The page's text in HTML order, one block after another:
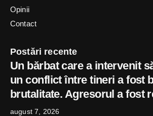
Opinii
Contact
Postări recente
Un bărbat care a intervenit
un conflict între tineri a fost
brutalitate. Agresorul a fost
august 7, 2026